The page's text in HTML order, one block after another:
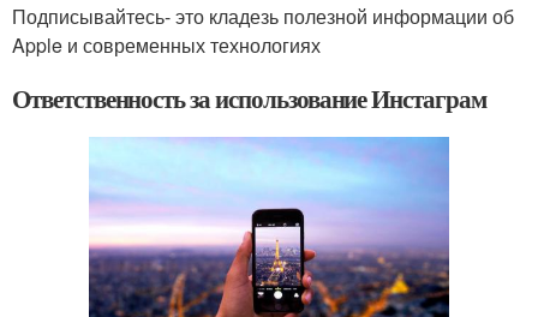
Подписывайтесь- это кладезь полезной информации об
Apple и современных технологиях
Ответственность за использование Инстаграм